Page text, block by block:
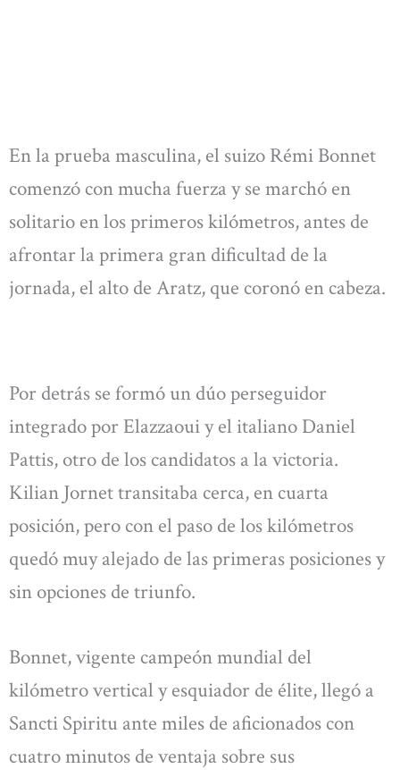
En la prueba masculina, el suizo Rémi Bonnet
comenzó con mucha fuerza y se marchó en
solitario en los primeros kilómetros, antes de
afrontar la primera gran dificultad de la
jornada, el alto de Aratz, que coronó en cabeza.
Por detrás se formó un dúo perseguidor
integrado por Elazzaoui y el italiano Daniel
Pattis, otro de los candidatos a la victoria.
Kilian Jornet transitaba cerca, en cuarta
posición, pero con el paso de los kilómetros
quedó muy alejado de las primeras posiciones y
sin opciones de triunfo.
Bonnet, vigente campeón mundial del
kilómetro vertical y esquiador de élite, llegó a
Sancti Spiritu ante miles de aficionados con
cuatro minutos de ventaja sobre sus